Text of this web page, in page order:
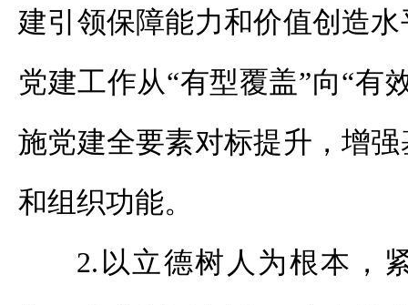
建引领保障能力和价值创造
党建工作从“有型覆盖”向“有
施党建全要素对标提升，增
和组织功能。
2.以立德树人为根本，